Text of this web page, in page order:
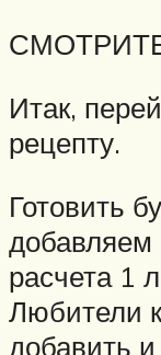
Итак,
рецепту.
Готовить
расчета 1
Любители
добавить